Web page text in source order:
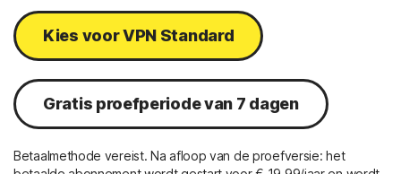
Kies voor VPN Standard
Gratis proefperiode van 7 dagen
Betaalmethode vereist. Na afloop van de proefversie: het